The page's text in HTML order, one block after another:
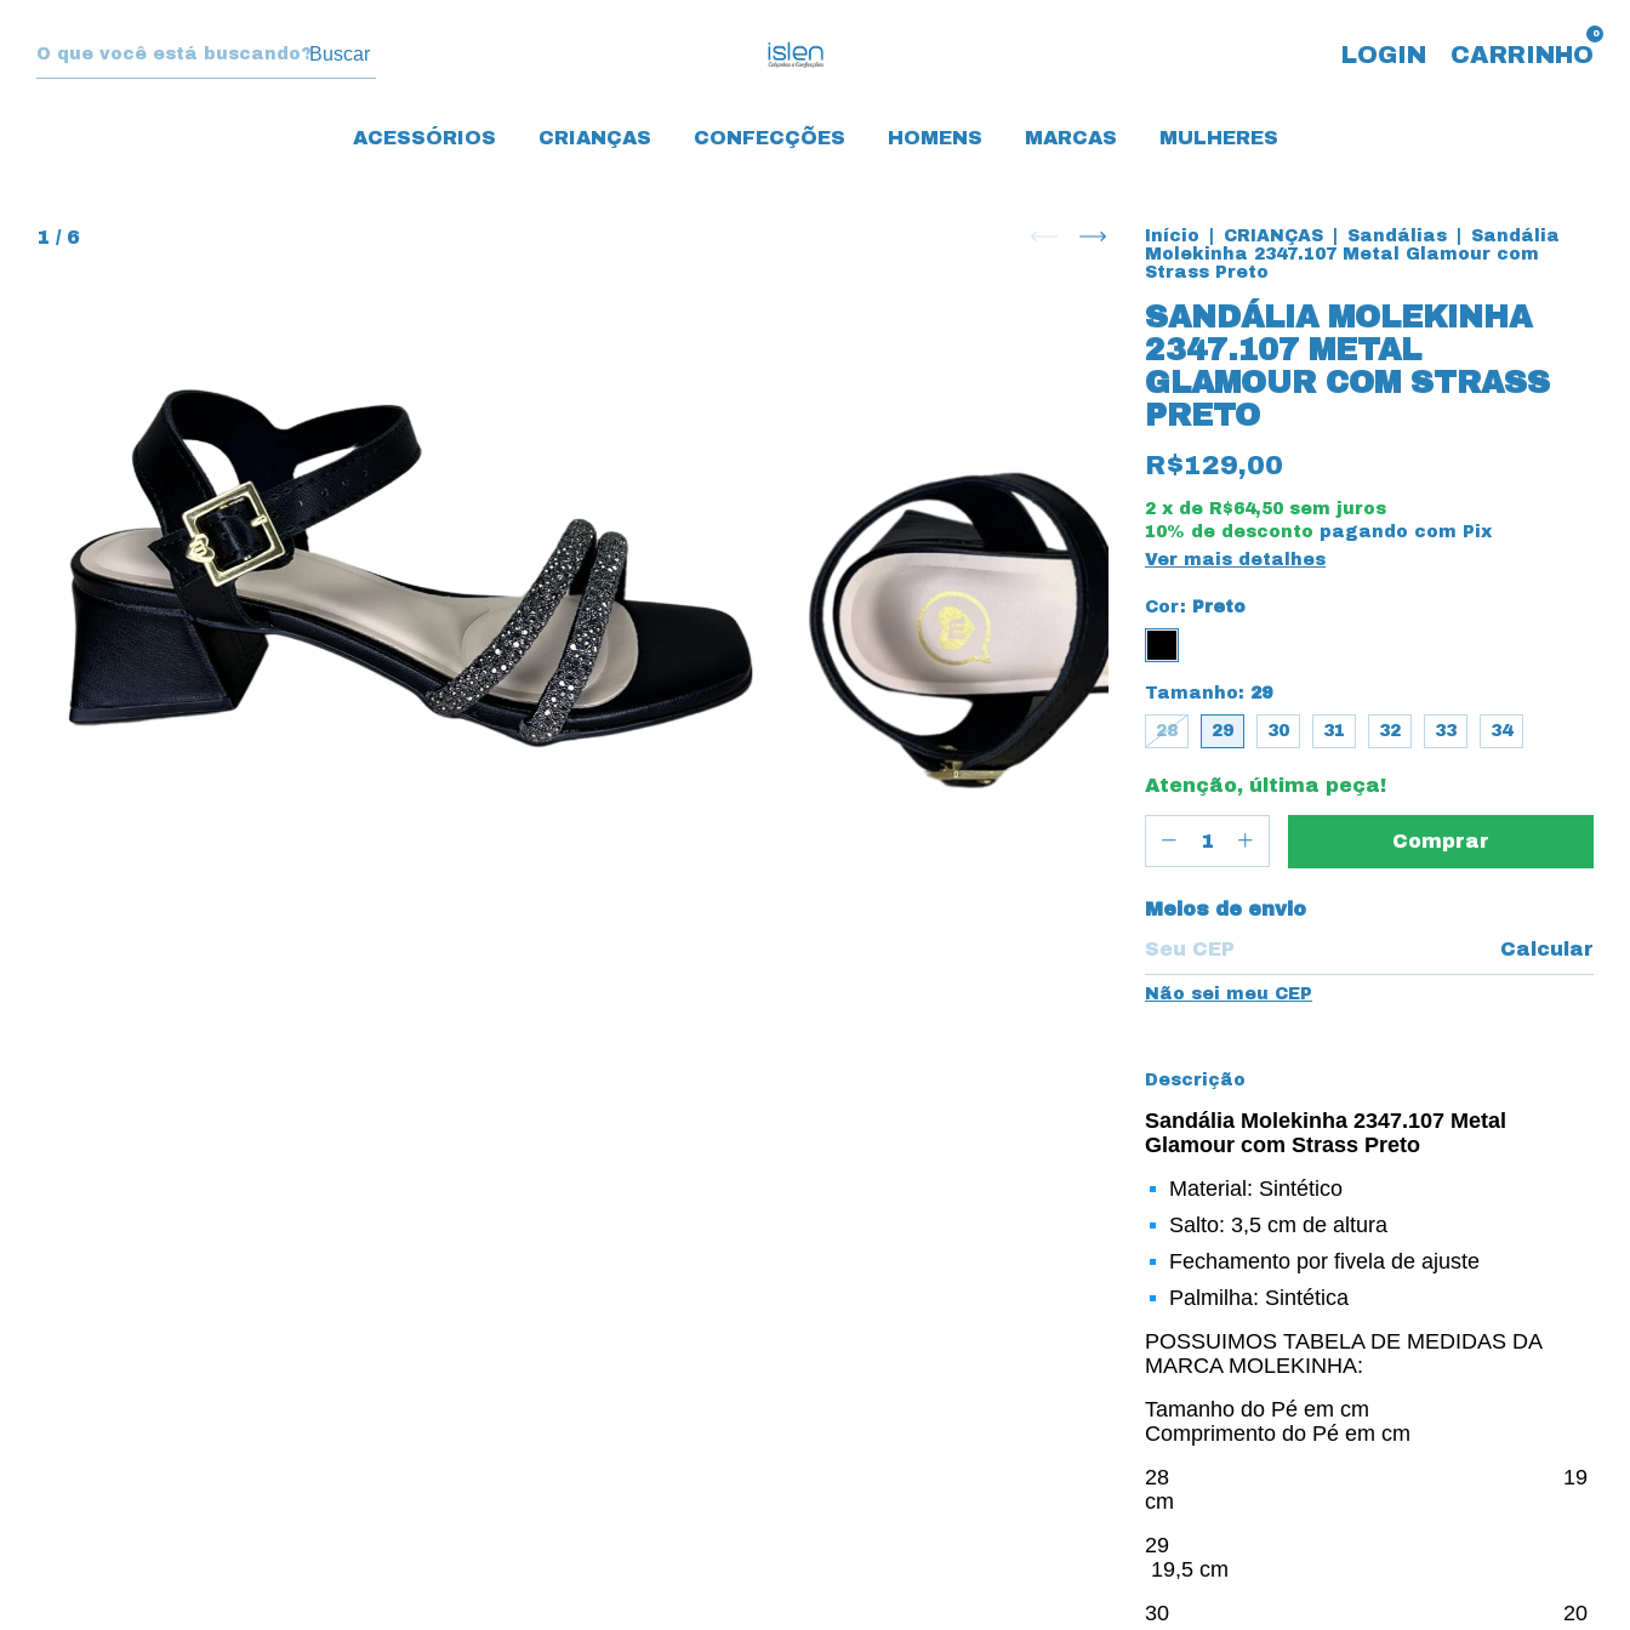
Buscar LOGIN CARRINHO
0
ACESSÓRIOS CRIANÇAS CONFECÇÕES HOMENS MARCAS MULHERES
1 / 6 Início CRIANÇAS Sandálias
Sandália
Molekinha 2347.107 Metal Glamour com
Strass Preto
SANDÁLIA MOLEKINHA
2347.107 METAL
GLAMOUR COM STRASS
PRETO
R$129,00
2 x de R$64,50 sem juros
10% de desconto pagando com Pix
Ver mais detalhes
Cor: Preto
Tamanho: 29
28 29 30 31 32 33 34
Atenção, última peça!
Entregas para o CEP:
Meios de envio
Calcular
Não sei meu CEP
Descrição
Sandália Molekinha 2347.107 Metal
Glamour com Strass Preto
Material: Sintético
Salto: 3,5 cm de altura
Fechamento por fivela de ajuste
Palmilha: Sintética
POSSUIMOS TABELA DE MEDIDAS DA
MARCA MOLEKINHA:
Tamanho do Pé em cm
Comprimento do Pé em cm
28 19
cm
29
19,5 cm
30 20